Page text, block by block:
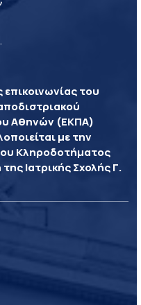
του
Αθηνών (ΕΚΠΑ)
με την
Κληροδοτήματος
Ιατρικής Σχολής Γ.